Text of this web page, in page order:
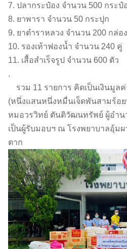
7. ปลากระป๋อง จำนวน 500 กระป๋
8. ยาพารา จำนวน 50 กระปุก
9. ยาตำราหลวง จำนวน 200 กล่อง
10. รองเท้าฟองน้ำ จำนวน 240 คู่
11. เสื้อสำเร็จรูป จำนวน 600 ตัว
.
รวม 11 รายการ คิดเป็นเงินมูล
(หนึ่งแสนหนึ่งหมื่นเจ็ดพันสามร้อ
หมอวรวิทย์ ตันติวัฒนทรัพย์ ผู้อำน
เป็นผู้รับมอบฯ ณ โรงพยาบาลอุ้มผ
ตาก